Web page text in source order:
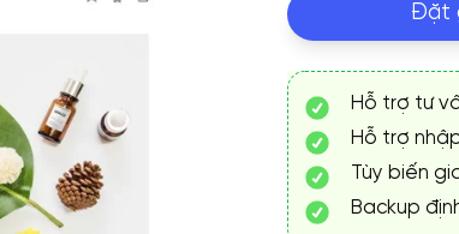
Đặt
Hỗ trợ tư
Hỗ trợ
Tùy biến
Backup